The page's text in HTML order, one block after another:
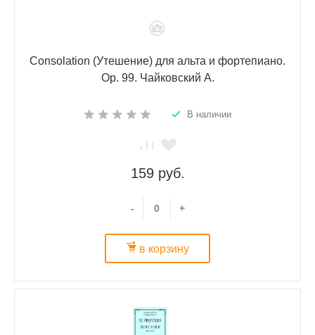
Consolation (Утешение) для альта и фортепиано.
Ор. 99. Чайковский А.
В наличии
159 руб.
- +
в корзину